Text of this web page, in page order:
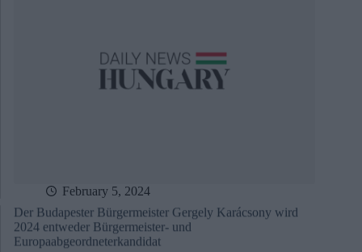
February 5, 2024
Der Budapester Bürgermeister Gergely Karácsony wird
2024 entweder Bürgermeister- und
Europaabgeordneterkandidat